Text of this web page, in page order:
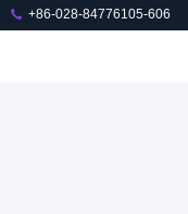
+86-028-84776105-606